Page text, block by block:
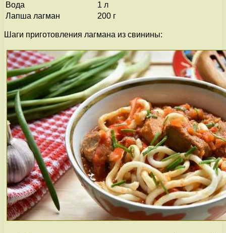
Вода
1 л
Лапша лагман
200 г
Шаги приготовления лагмана из свинины: